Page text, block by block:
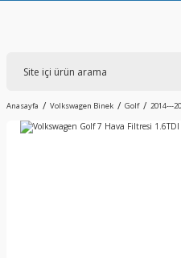
Anasayfa Volkswagen Binek Golf 2014---